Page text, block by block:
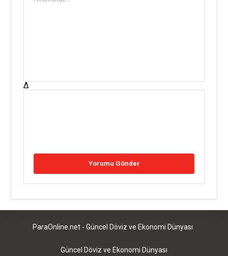
Δ
ParaOnline.net - Güncel Döviz ve Ekonomi Dünyası
Güncel Döviz ve Ekonomi Dünyası